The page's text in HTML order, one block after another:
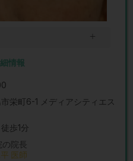
＋
情報
栄町6-1 メディアシティエス
歩1分
院長
医師